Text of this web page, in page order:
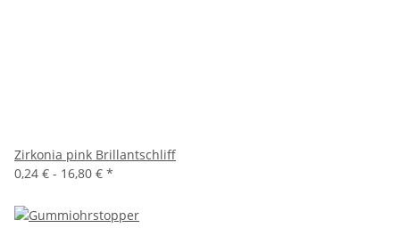
Zirkonia pink Brillantschliff
0,24 € - 16,80 € *